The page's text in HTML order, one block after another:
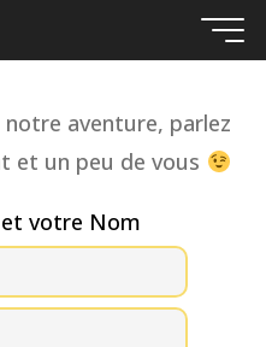
moi
notre aventure, parlez
et un peu de vous
votre Nom